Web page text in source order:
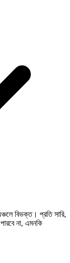
বিভক্ত। প্রতি সারি,
না, এমনকি